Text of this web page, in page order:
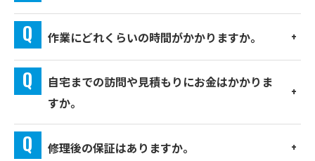
作業にどれくらいの時間がかかりますか。
自宅までの訪問や見積もりにお金はかかりま
すか。
修理後の保証はありますか。